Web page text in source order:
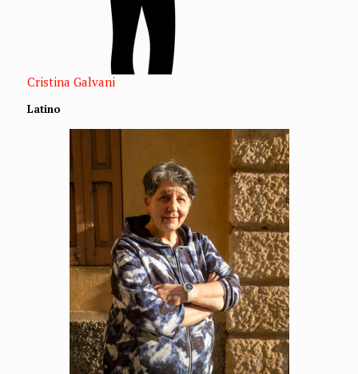
Cristina Galvani
Latino